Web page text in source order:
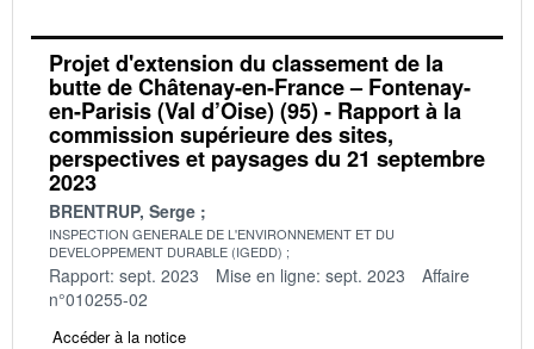
Projet d'extension du classement de la
butte de Châtenay-en-France – Fontenay-
en-Parisis (Val d’Oise) (95) - Rapport à la
commission supérieure des sites,
perspectives et paysages du 21 septembre
2023
BRENTRUP, Serge
INSPECTION GENERALE DE L'ENVIRONNEMENT ET DU
DEVELOPPEMENT DURABLE (IGEDD)
Rapport: sept. 2023 Mise en ligne: sept. 2023
Affaire
n°010255-02
Accéder à la notice